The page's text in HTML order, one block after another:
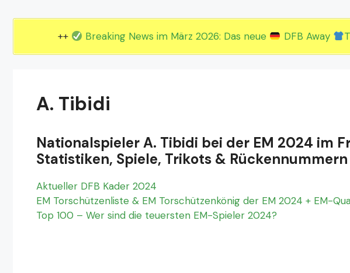
++ Breaking News im März 2026: Das neue DFB Away
A. Tibidi
Nationalspieler A. Tibidi bei der EM 2024 im
Statistiken, Spiele, Trikots & Rückennummern
Aktueller DFB Kader 2024
EM Torschützenliste & EM Torschützenkönig der EM 2024 + EM-
Top 100 – Wer sind die teuersten EM-Spieler 2024?